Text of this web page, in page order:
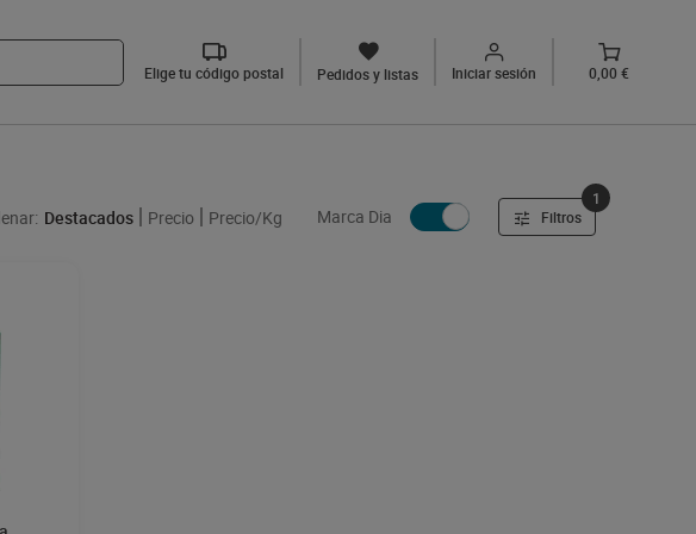
Elige tu código postal Pedidos y listas Iniciar sesión 0,00 €
Destacados Precio Precio/Kg Marca Dia Filtros
1